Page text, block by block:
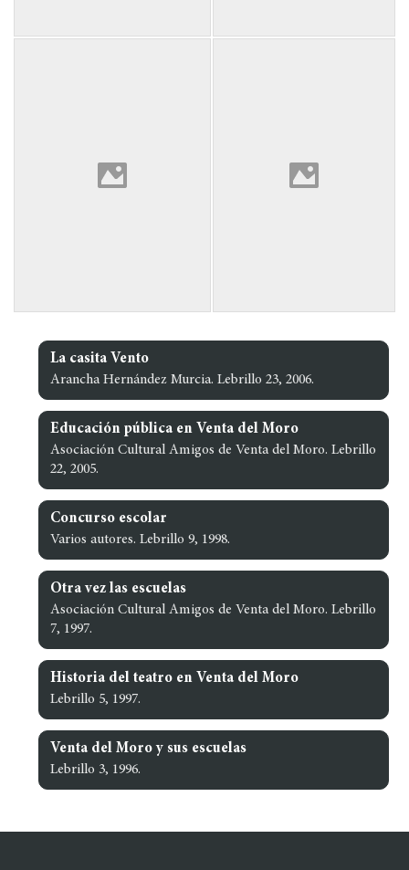
La casita Vento
Arancha Hernández Murcia. Lebrillo 23, 2006.
Educación pública en Venta del Moro
Asociación Cultural Amigos de Venta del Moro. Lebrillo
22, 2005.
Concurso escolar
Varios autores. Lebrillo 9, 1998.
Otra vez las escuelas
Asociación Cultural Amigos de Venta del Moro. Lebrillo
7, 1997.
Historia del teatro en Venta del Moro
Lebrillo 5, 1997.
Venta del Moro y sus escuelas
Lebrillo 3, 1996.